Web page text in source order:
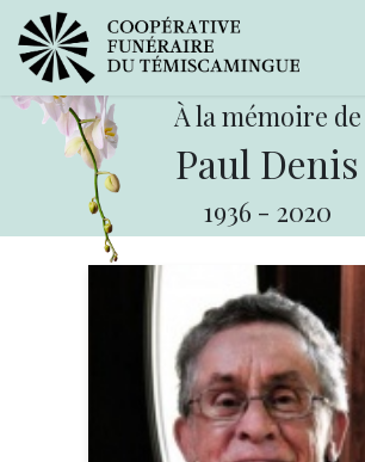
À la mémoire de
Paul Denis
1936 - 2020